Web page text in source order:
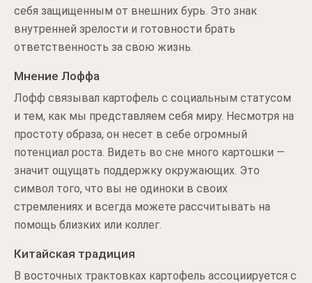
себя защищенным от внешних бурь. Это знак
внутренней зрелости и готовности брать
ответственность за свою жизнь.
Мнение Лоффа
Лофф связывал картофель с социальным статусом
и тем, как мы представляем себя миру. Несмотря на
простоту образа, он несет в себе огромный
потенциал роста. Видеть во сне много картошки —
значит ощущать поддержку окружающих. Это
символ того, что вы не одиноки в своих
стремлениях и всегда можете рассчитывать на
помощь близких или коллег.
Китайская традиция
В восточных трактовках картофель ассоциируется с